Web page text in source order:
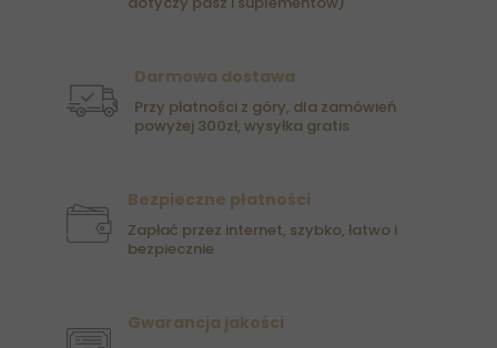
Darmowa dostawa
Przy płatności z góry, dla zamówień
powyżej 300zł, wysyłka gratis
Bezpieczne płatności
Zapłać przez internet, szybko, łatwo i
bezpiecznie
Gwarancja jakości